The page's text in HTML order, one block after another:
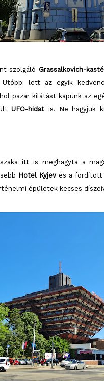
szolgáló Grassalkovich-
lett az egyik
pazar kilátást kapunk az
UFO-hidat is. Ne hagyjuk
itt is meghagyta a
Hotel Kyjevés a fordított
épületek kecses